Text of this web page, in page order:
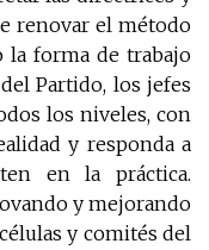
renovar el método
la forma de trabajo
Partido, los jefes
los niveles, con
y responda a
en la práctica.
y mejorando
y comités del